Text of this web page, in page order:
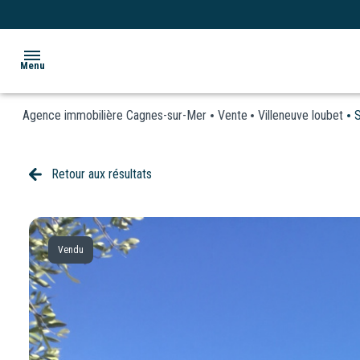
Menu
ACHETER
Appartements
Maisons
& Villas
Terrains
Garages
/
Parkings
BIENS
VENDUS
ESTIMATION
VOS
CONSEILLERS
Agence immobilière Cagnes-sur-Mer Vente Villeneuve loubet
Retour aux résultats
Vendu